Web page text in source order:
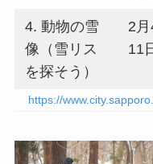
4. 動物の雪
像（雪リス
を探そう）
2
11
https://